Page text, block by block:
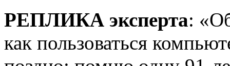
РЕПЛИКА эксперта:
как пользоваться